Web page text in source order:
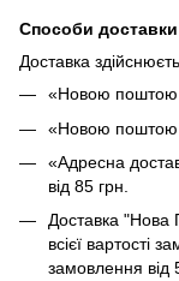
Способи доставки
Доставка
«Новою поштою
«Новою поштою
«Адресна
від 85 грн.
Доставка "Нова
всієї вартості
замовлення від